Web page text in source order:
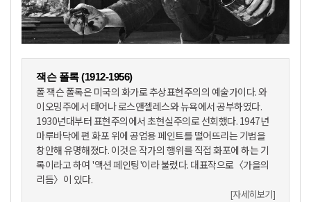
잭슨 폴록 (1912-1956)
폴 잭슨 폴록은 미국의 화가로 추상표현주의의 예술가이다. 와
이오밍주에서 태어나 로스앤젤레스와 뉴욕에서 공부하였다.
1930년대부터 표현주의에서 초현실주의로 선회했다. 1947년
마루바닥에 편 화포 위에 공업용 페인트를 떨어뜨리는 기법을
창안해 유명해졌다. 이것은 작가의 행위를 직접 화포에 하는 기
록이라고 하여 '액션 페인팅'이라 불렀다. 대표작으로〈가을의
리듬〉이 있다.
[자세히보기]